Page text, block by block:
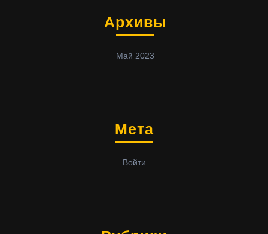
Архивы
Май 2023
Мета
Войти